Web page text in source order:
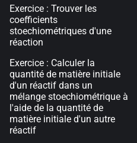
Exercice : Trouver les
coefficients
stoechiométriques d'une
réaction
Exercice : Calculer la
quantité de matière initiale
d'un réactif dans un
mélange stoechiométrique à
l'aide de la quantité de
matière initiale d'un autre
réactif